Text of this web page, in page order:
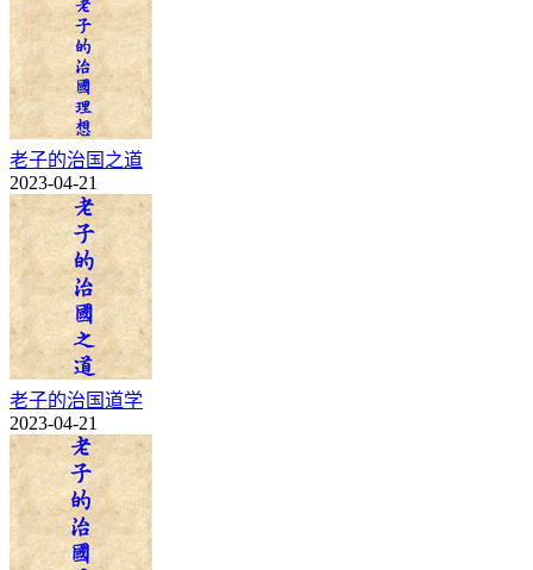
老子的治国之道
2023-04-21
老子的治国道学
2023-04-21